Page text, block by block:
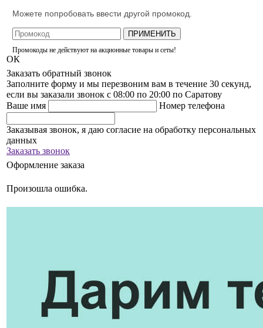
Можете попробовать ввести другой промокод.
ПРИМЕНИТЬ
Промокоды не действуют на акционные товары и сеты!
ОК
Заказать обратный звонок
Заполните форму и мы перезвоним вам в течение 30 секунд,
если вы заказали звонок с 08:00 по 20:00 по Саратову
Ваше имя
Номер телефона
Заказывая звонок, я даю согласие на обработку персональных
данных
Заказать звонок
Оформление заказа
Произошла ошибка.